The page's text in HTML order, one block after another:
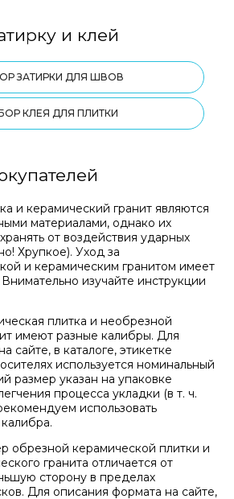
и клей
ЗАТИРКИ ДЛЯ ШВОВ
КЛЕЯ ДЛЯ ПЛИТКИ
и керамический гранит являются
материалами, однако их
от воздействия ударных
Хрупкое). Уход за
и керамическим гранитом имеет
изучайте инструкции
плитка и необрезной
имеют разные калибры. Для
сайте, в каталоге, этикетке
используется номинальный
размер указан на упаковке
процесса укладки (в т. ч.
использовать
обрезной керамической плитки и
гранита отличается от
сторону в пределах
Для описания формата на сайте,